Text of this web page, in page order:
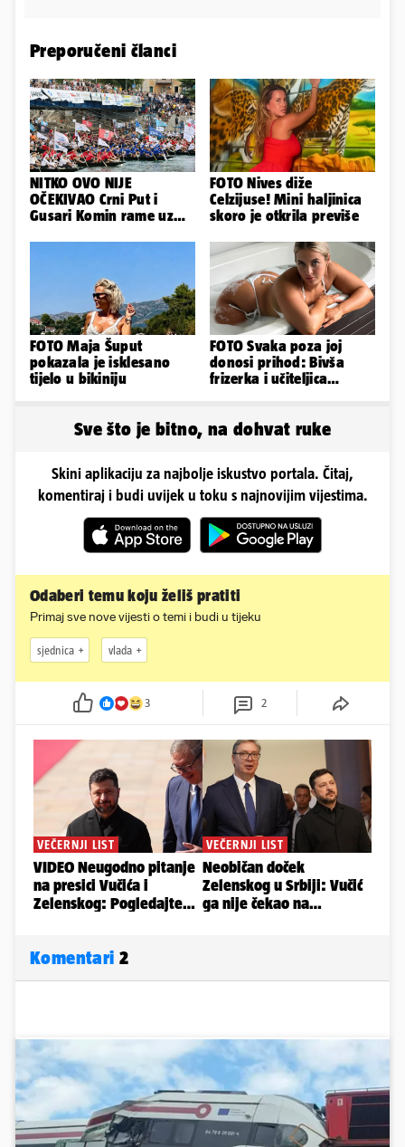
Preporučeni članci
NITKO OVO NIJE
OČEKIVAO Crni Put i
Gusari Komin rame uz
FOTO Nives diže
Celzijuse! Mini haljinica
skoro je otkrila previše
FOTO Maja Šuput
pokazala je isklesano
tijelo u bikiniju
FOTO Svaka poza joj
donosi prihod: Bivša
frizerka i učiteljica
Sve što je bitno, na dohvat ruke
Skini aplikaciju za najbolje iskustvo portala. Čitaj,
komentiraj i budi uvijek u toku s najnovijim vijestima.
Odaberi temu koju želiš pratiti
Primaj sve nove vijesti o temi i budi u tijeku
sjednica vlada
3 2
Komentari 2